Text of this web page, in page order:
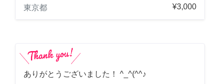
東京都
¥3,000
ありがとうございました！ ^_^(^^♪